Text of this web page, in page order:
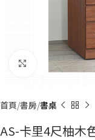
Click to enlarge
首頁 書房 書桌
AS-卡里4尺柚木